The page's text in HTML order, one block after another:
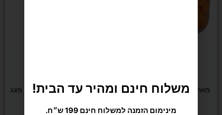
מארז כדורי טניס שולחן 60 יח'
₪75
סט מחבטים וכדורים לפינג פונג
₪ 49
בקובצי Cookie להתאמה אישית ושיפור האתר. המשך